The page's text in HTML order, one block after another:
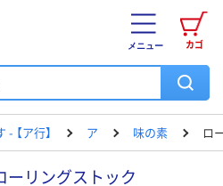
カゴ
メニュー
【ア行】 ア 味の素 ロ
ーリングストック